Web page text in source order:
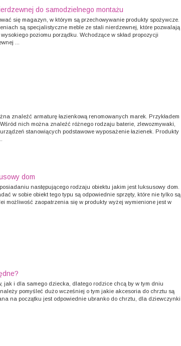
do samodzielnego montażu
się magazyn, w którym są przechowywanie produkty spożywcze.
są specjalistyczne meble ze stali nierdzewnej, które pozwalają
poziomu porządku. Wchodzące w skład propozycji
...
znaleźć armaturę łazienkową renomowanych marek. Przykładem
nich można znaleźć różnego rodzaju baterie, zlewozmywaki,
stanowiących podstawowe wyposażenie łazienek. Produkty
dom
następującego rodzaju obiektu jakim jest luksusowy dom.
w sobie obiekt tego typu są odpowiednie sprzęty, które nie tylko są
możliwość zaopatrzenia się w produkty wyżej wymienione jest w
jak i dla samego dziecka, dlatego rodzice chcą by w tym dniu
pomyśleć dużo wcześniej o tym jakie akcesoria do chrztu są
na początku jest odpowiednie ubranko do chrztu, dla dziewczynki